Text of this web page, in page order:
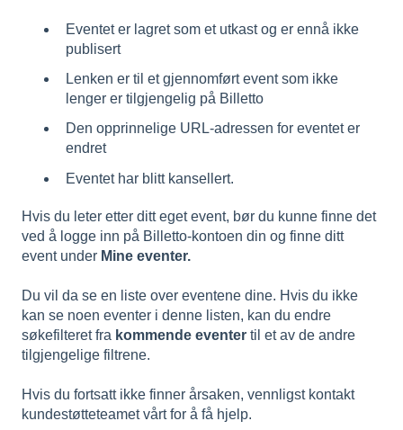
Eventet er lagret som et utkast og er ennå ikke
publisert
Lenken er til et gjennomført event som ikke
lenger er tilgjengelig på Billetto
Den opprinnelige URL-adressen for eventet er
endret
Eventet har blitt kansellert.
Hvis du leter etter ditt eget event, bør du kunne finne det
ved å logge inn på Billetto-kontoen din og finne ditt
event under Mine eventer.
Du vil da se en liste over eventene dine. Hvis du ikke
kan se noen eventer i denne listen, kan du endre
søkefilteret fra kommende eventer til et av de andre
tilgjengelige filtrene.
Hvis du fortsatt ikke finner årsaken, vennligst kontakt
kundestøtteteamet vårt for å få hjelp.